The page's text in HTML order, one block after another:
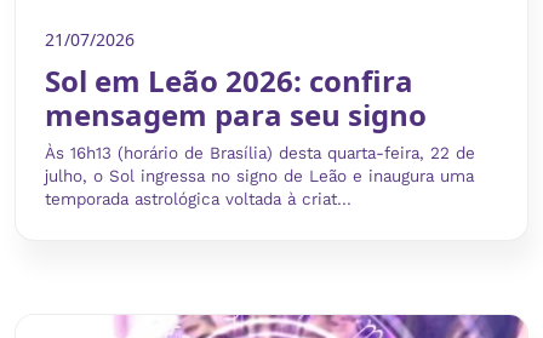
21/07/2026
Sol em Leão 2026: confira
mensagem para seu signo
Às 16h13 (horário de Brasília) desta quarta-feira, 22 de
julho, o Sol ingressa no signo de Leão e inaugura uma
temporada astrológica voltada à criat...